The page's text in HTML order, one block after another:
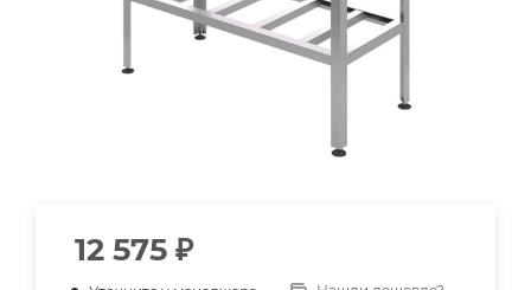
12 575 ₽